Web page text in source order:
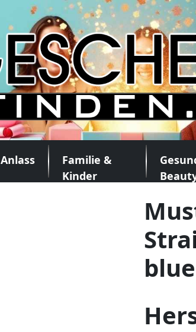
Anlass
Familie &
Kinder